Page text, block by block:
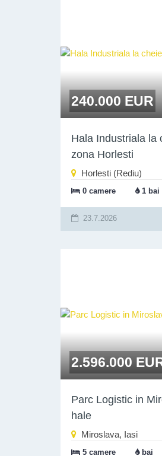
240.000 EUR
Hala Industriala la
zona Horlesti
Horlesti (Rediu)
0 camere 1 bai
23.7.2026
2.596.000
Parc Logistic in
hale
Miroslava, Iasi
5 camere bai